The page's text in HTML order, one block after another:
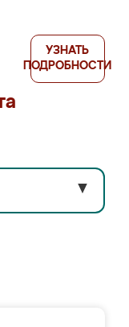
УЗНАТЬ
ПОДРОБНОСТИ
▼